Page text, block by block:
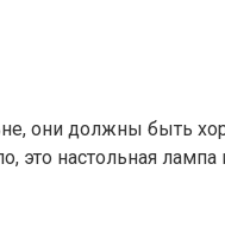
они должны быть
это настольная